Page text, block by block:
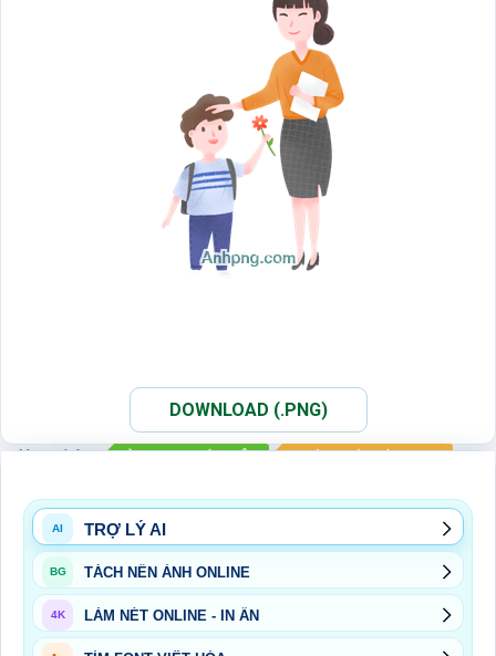
DOWNLOAD (.PNG)
Xem thêm:
AI TRỢ LÝ AI
BG TÁCH NỀN ẢNH ONLINE
4K LÀM NÉT ONLINE - IN ẤN